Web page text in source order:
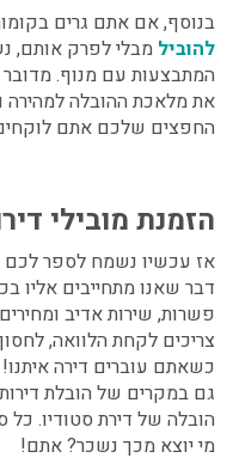
בנוסף, אם אתם גרים
להוביל מבלי לפרק אותם,
המתבצעות עם מנוף.
את מלאכת ההובלה
החפצים שלכם אתם
הזמנת מובילי
אז עכשיו נשמח לספר לכם
דבר שאנו מתחייבים אליו
פשרות, שירות אדיב
צריכים לקחת הלוואה,
כשאתם עוברים דירה
גם במקרים של הובלת
הובלה של דירת סטודיו. כל
מי יוצא מכך נשכר? אתם!